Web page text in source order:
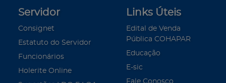
Servidor
Consignet
Estatuto do Servidor
Funcionários
Holerite Online
Links Úteis
Edital de Venda
Pública COHAPAR
Educação
E-sic
Fale Conosco